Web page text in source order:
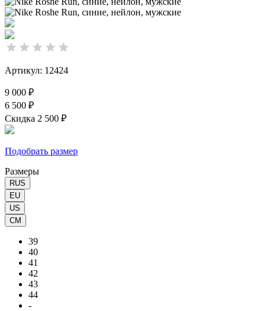
Артикул: 12424
9 000 ₽
6 500 ₽
Скидка 2 500 ₽
Подобрать размер
Размеры
RUS
EU
US
CM
39
40
41
42
43
44
-